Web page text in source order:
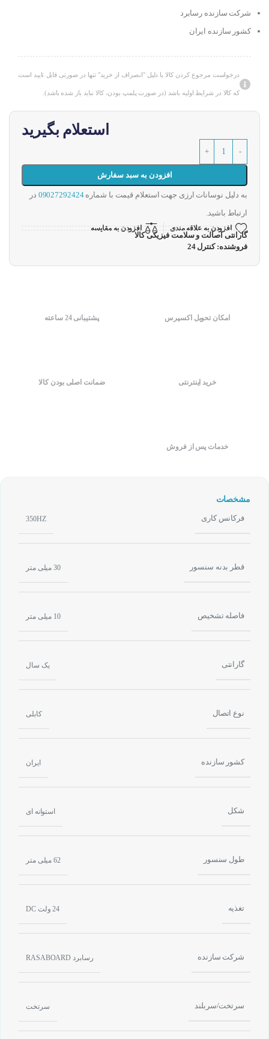
شرکت سازنده رسابرد
کشور سازنده ایران
درخواست مرجوع کردن کالا با دلیل "انصراف از خرید" تنها در صورتی قابل تایید است
که کالا در شرایط اولیه باشد (در صورت پلمپ بودن، کالا نباید باز شده باشد).
استعلام بگیرید
افزودن به سبد سفارش
به دلیل نوسانات ارزی جهت استعلام قیمت با شماره09027292424 در
ارتباط باشید.
افزودن به علاقه مندی افزودن به مقایسه
گارانتی اصالت و سلامت فیزیکی کالا
فروشنده: کنترل 24
امکان تحویل اکسپرس پشتیبانی 24 ساعته
خرید اینترنتی ضمانت اصلی بودن کالا
خدمات پس از فروش
مشخصات
فرکانس کاری 350HZ
قطر بدنه سنسور 30 میلی متر
فاصله تشخیص 10 میلی متر
گارانتی یک سال
نوع اتصال کابلی
کشور سازنده ایران
شکل استوانه ای
طول سنسور 62 میلی متر
تغذیه 24 ولت DC
شرکت سازنده رسابرد RASABOARD
سرتخت/سربلند سرتخت